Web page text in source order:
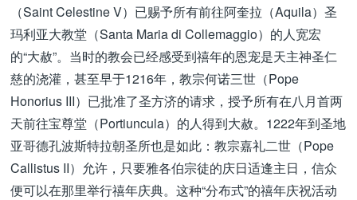
（Saint Celestine V）已赐予所有前往阿奎拉（Aquila）圣
玛利亚大教堂（Santa Maria di Collemaggio）的人宽宏
的“大赦”。当时的教会已经感受到禧年的恩宠是天主神圣仁
慈的浇灌，甚至早于1216年，教宗何诺三世（Pope
Honorius III）已批准了圣方济的请求，授予所有在八月首两
天前往宝尊堂（Portiuncula）的人得到大赦。1222年到圣地
亚哥德孔波斯特拉朝圣所也是如此：教宗嘉礼二世（Pope
Callistus II）允许，只要雅各伯宗徒的庆日适逢主日，信众
便可以在那里举行禧年庆典。这种“分布式”的禧年庆祝活动